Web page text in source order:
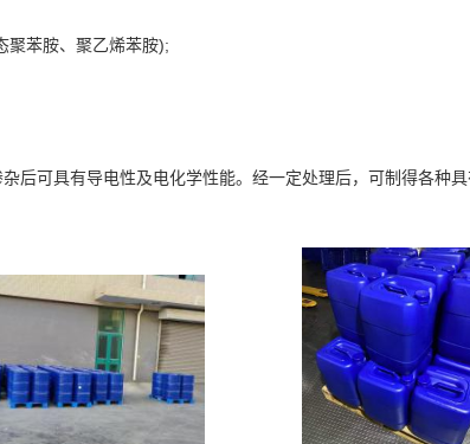
聚苯胺、聚乙烯苯胺);
后可具有导电性及电化学性能。经一定处理后，可制得各种